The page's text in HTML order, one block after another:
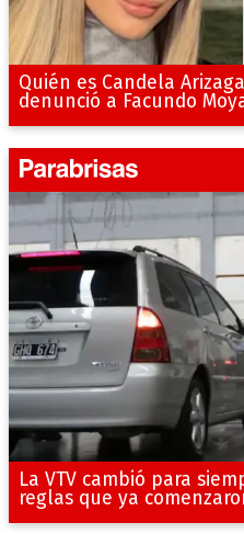
Quién es Candela
denunció a Facundo
La VTV cambió para
reglas que ya